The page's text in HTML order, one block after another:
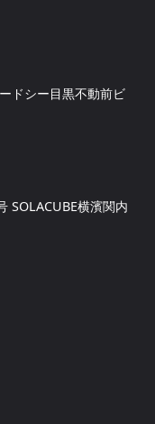
ドシー目黒不動前ビ
SOLACUBE横濱関内